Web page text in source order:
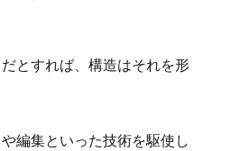
とすれば、構造はそれを形
編集といった技術を駆使し